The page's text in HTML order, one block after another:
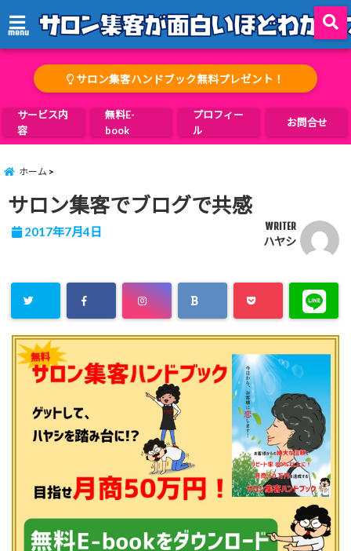
menu
サロン集客ハンドブック無料プレゼント！
サービス内
容
無料E-
book
プロフィー
ル
お問合せ
ホーム
サロン集客でブログで共感
2017年7月4日 WRITER
ハヤシ